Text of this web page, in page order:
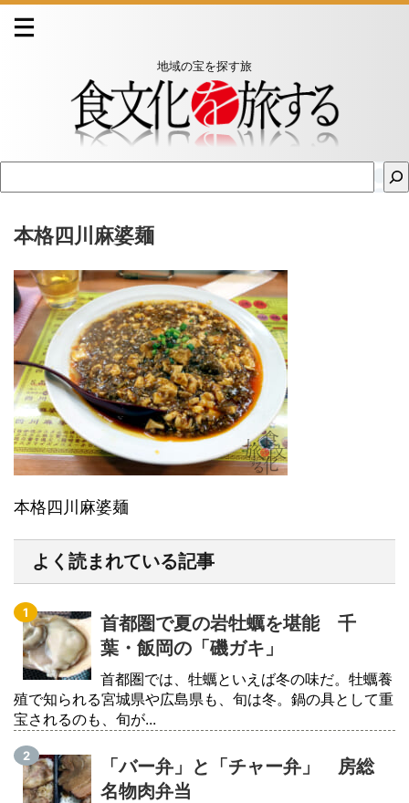
地域の宝を探す旅
本格四川麻婆麺
本格四川麻婆麺
よく読まれている記事
首都圏で夏の岩牡蠣を堪能 千
葉・飯岡の「磯ガキ」
首都圏では、牡蠣といえば冬の味だ。牡蠣養
殖で知られる宮城県や広島県も、旬は冬。鍋の具として重
宝されるのも、旬が...
「バー弁」と「チャー弁」 房総
名物肉弁当